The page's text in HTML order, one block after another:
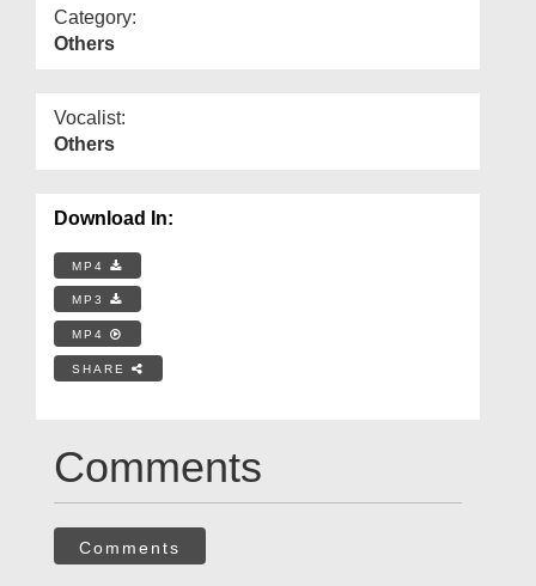
Category:
Others
Vocalist:
Others
Download In:
MP4
MP3
MP4
SHARE
Comments
Comments